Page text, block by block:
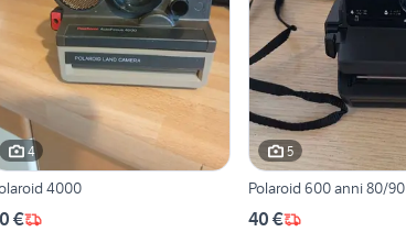
4
4000
€
5
Polaroid 600 anni 80/90
40 €